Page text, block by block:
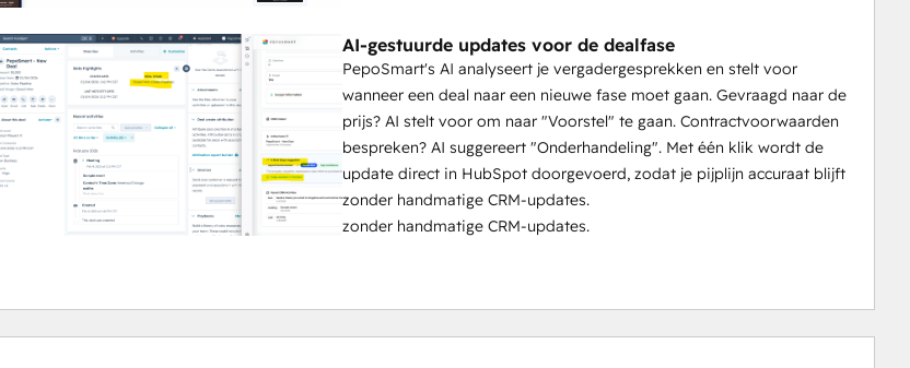
AI-gestuurde updates voor de dealfase
PepoSmart's AI analyseert je vergadergesprekken en stelt voor
wanneer een deal naar een nieuwe fase moet gaan. Gevraagd naar de
prijs? AI stelt voor om naar "Voorstel" te gaan. Contractvoorwaarden
bespreken? AI suggereert "Onderhandeling". Met één klik wordt de
update direct in HubSpot doorgevoerd, zodat je pijplijn accuraat blijft
zonder handmatige CRM-updates.
zonder handmatige CRM-updates.